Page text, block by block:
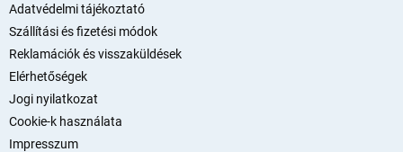
Adatvédelmi tájékoztató
Szállítási és fizetési módok
Reklamációk és visszaküldések
Elérhetőségek
Jogi nyilatkozat
Cookie-k használata
Impresszum